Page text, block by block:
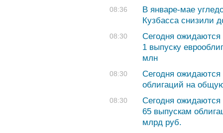
08:36
В январе-мае
Кузбасса снизили
08:30
Сегодня
1 выпуску
млн
08:30
Сегодня
облигаций на
08:30
Сегодня
65 выпускам
млрд руб.